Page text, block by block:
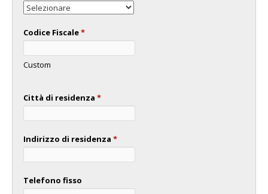
Codice Fiscale*
Custom
Città di residenza *
Indirizzo di residenza *
Telefono fisso